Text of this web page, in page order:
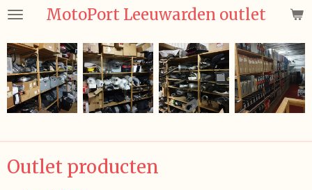
Ga
naar
de
hoofdinhoud
MotoPort Leeuwarden outlet
Outlet producten